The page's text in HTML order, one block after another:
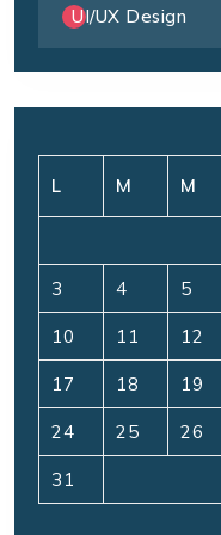
UI/UX Design
L M M
3 4 5
10 11 12
17 18 19
24 25 26
31